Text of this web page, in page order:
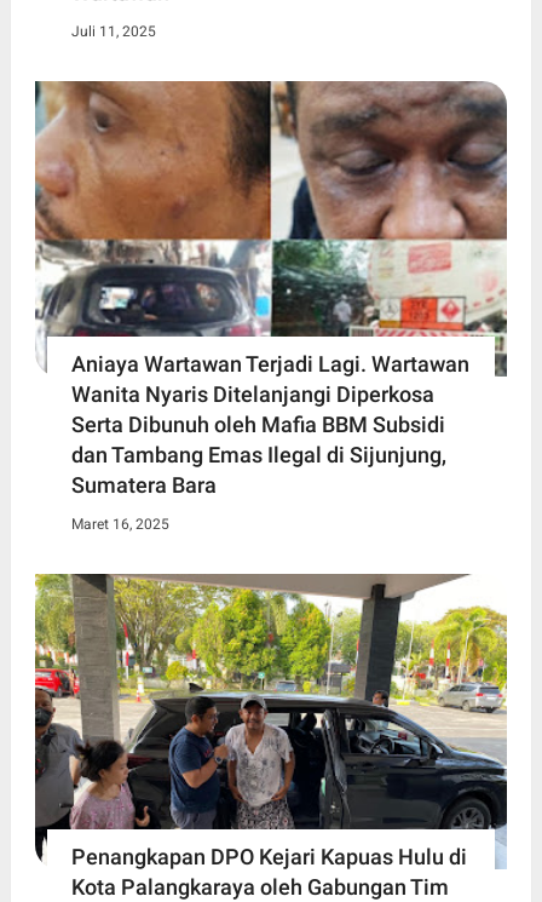
Juli 11, 2025
Aniaya Wartawan Terjadi Lagi. Wartawan
Wanita Nyaris Ditelanjangi Diperkosa
Serta Dibunuh oleh Mafia BBM Subsidi
dan Tambang Emas Ilegal di Sijunjung,
Sumatera Bara
Maret 16, 2025
Penangkapan DPO Kejari Kapuas Hulu di
Kota Palangkaraya oleh Gabungan Tim